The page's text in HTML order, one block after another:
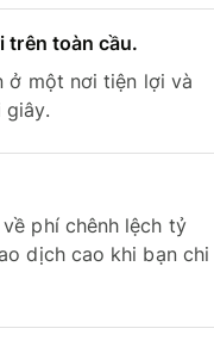
trên toàn cầu.
ở một nơi tiện lợi và
giây.
phí chênh lệch tỷ
dịch cao khi bạn chi